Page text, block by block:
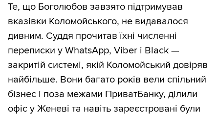
Те, що Боголюбов завзято підтримував
вказівки Коломойського, не видавалося
дивним. Суддя прочитав їхні численні
переписки у WhatsApp, Viber і Black —
закритій системі, якій Коломойський довіряв
найбільше. Вони багато років вели спільний
бізнес і поза межами ПриватБанку, ділили
офіс у Женеві та навіть зареєстровані були